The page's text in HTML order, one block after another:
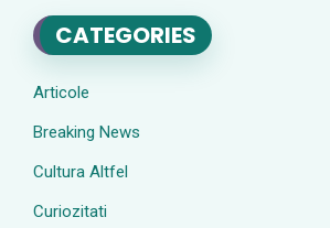
CATEGORIES
Articole
Breaking News
Cultura Altfel
Curiozitati